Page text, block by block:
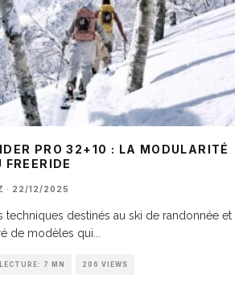
PRO 32+10 : LA MODULARITÉ
FREERIDE
· 22/12/2025
techniques destinés au ski de randonnée et
de modèles qui
7 MN 206 VIEWS